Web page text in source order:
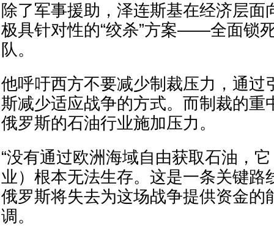
除了军事援助，泽连斯基在经济层面
极具针对性的“绞杀”方案——全面锁
队。
他呼吁西方不要减少制裁压力，通过
斯减少适应战争的方式。而制裁的重
俄罗斯的石油行业施加压力。
“没有通过欧洲海域自由获取石油，
业）根本无法生存。这是一条关键路
俄罗斯将失去为这场战争提供资金的
调。